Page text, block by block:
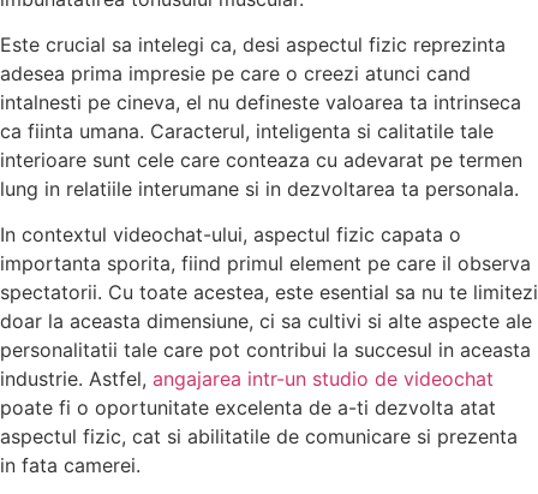
Este crucial sa intelegi ca, desi aspectul fizic reprezinta
adesea prima impresie pe care o creezi atunci cand
intalnesti pe cineva, el nu defineste valoarea ta intrinseca
ca fiinta umana. Caracterul, inteligenta si calitatile tale
interioare sunt cele care conteaza cu adevarat pe termen
lung in relatiile interumane si in dezvoltarea ta personala.
In contextul videochat-ului, aspectul fizic capata o
importanta sporita, fiind primul element pe care il observa
spectatorii. Cu toate acestea, este esential sa nu te limitezi
doar la aceasta dimensiune, ci sa cultivi si alte aspecte ale
personalitatii tale care pot contribui la succesul in aceasta
industrie. Astfel, angajarea intr-un studio de videochat
poate fi o oportunitate excelenta de a-ti dezvolta atat
aspectul fizic, cat si abilitatile de comunicare si prezenta
in fata camerei.